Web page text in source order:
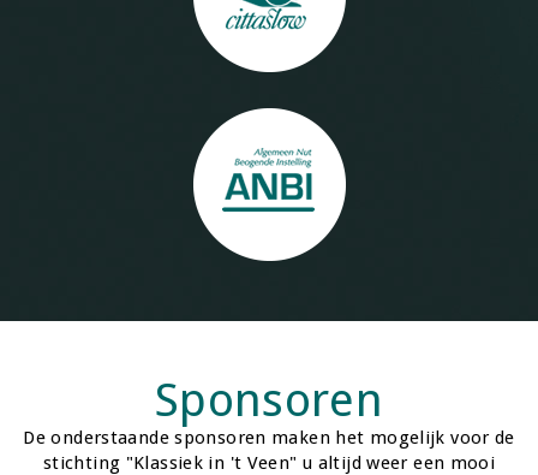
Sponsoren
De onderstaande sponsoren maken het mogelijk voor de
stichting "Klassiek in 't Veen" u altijd weer een mooi